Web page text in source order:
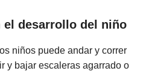
el desarrollo del niño
niños puede andar y correr
y bajar escaleras agarrado o